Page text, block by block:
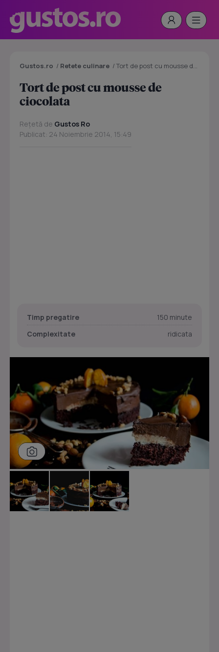
Gustos.ro / Retete culinare /Tort de post cu mousse de ciocolata
Tort de post cu mousse de
ciocolata
Rețetă de Gustos Ro
Publicat: 24 Noiembrie 2014, 15:49
Timp pregatire
150 minute
Complexitate
ridicata